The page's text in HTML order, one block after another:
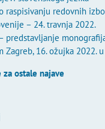
raspisivanju redovnih
– 24. travnja 2022.
predstavljanje
Zagreb, 16. ožujka 2022.
ostale najave